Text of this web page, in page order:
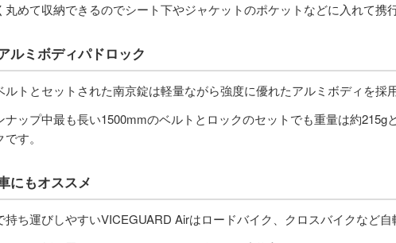
丸めて収納できるのでシート下やジャケットのポケットなどに入れて携
ルミボディパドロック
ルトとセットされた南京錠は軽量ながら強度に優れたアルミボディを採用
ナップ中最も長い1500mmのベルトとロックのセットでも重量は約
す。
にもオススメ
持ち運びしやすいVICEGUARD Airはロードバイク、クロスバイクなど自
税込)